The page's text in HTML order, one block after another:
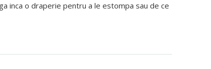
inca o draperie pentru a le estompa sau de ce